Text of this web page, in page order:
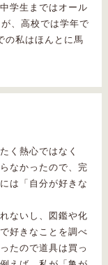
学生まではオール
、高校では学年で
の私はほんとに馬
く熱心ではなく
なかったので、完
は「自分が好きな
ないし、図鑑や化
好きなことを調べ
たので道具は買っ